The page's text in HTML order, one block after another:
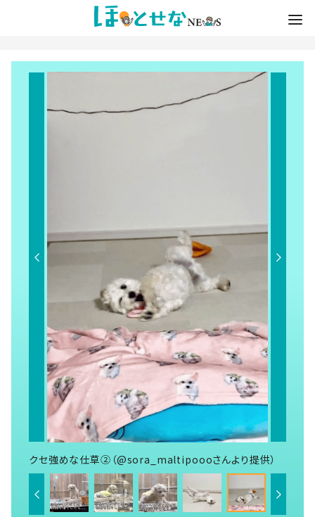
クセ強めな仕草②（@sora_maltipoooさんより提供）